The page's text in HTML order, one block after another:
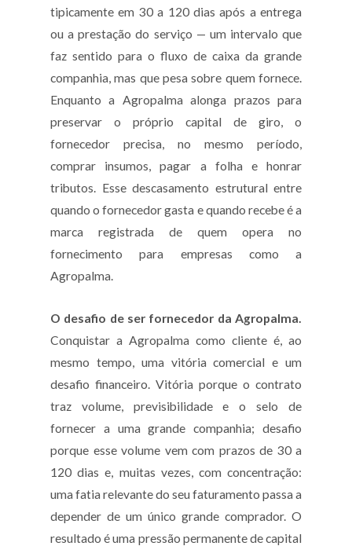
tipicamente em 30 a 120 dias após a entrega
ou a prestação do serviço — um intervalo que
faz sentido para o fluxo de caixa da grande
companhia, mas que pesa sobre quem fornece.
Enquanto a Agropalma alonga prazos para
preservar o próprio capital de giro, o
fornecedor precisa, no mesmo período,
comprar insumos, pagar a folha e honrar
tributos. Esse descasamento estrutural entre
quando o fornecedor gasta e quando recebe é a
marca registrada de quem opera no
fornecimento para empresas como a
Agropalma.
O desafio de ser fornecedor da Agropalma.
Conquistar a Agropalma como cliente é, ao
mesmo tempo, uma vitória comercial e um
desafio financeiro. Vitória porque o contrato
traz volume, previsibilidade e o selo de
fornecer a uma grande companhia; desafio
porque esse volume vem com prazos de 30 a
120 dias e, muitas vezes, com concentração:
uma fatia relevante do seu faturamento passa a
depender de um único grande comprador. O
resultado é uma pressão permanente de capital